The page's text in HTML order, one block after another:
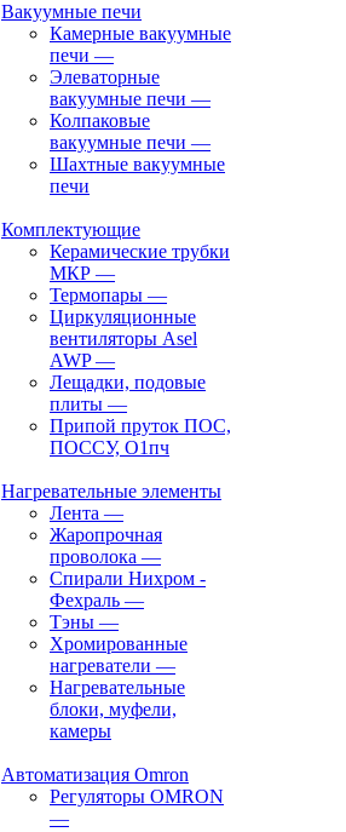
Вакуумные печи
Камерные вакуумные
печи —
Элеваторные
вакуумные печи —
Колпаковые
вакуумные печи —
Шахтные вакуумные
печи
Комплектующие
Керамические трубки
МКР —
Термопары —
Циркуляционные
вентиляторы Asel
AWP—
Лещадки, подовые
плиты —
Припой пруток ПОС,
ПОССУ, О1пч
Нагревательные элементы
Лента —
Жаропрочная
проволока —
Спирали Нихром -
Фехраль —
Тэны —
Хромированные
нагреватели —
Нагревательные
блоки, муфели,
камеры
Автоматизация Omron
Регуляторы OMRON
—